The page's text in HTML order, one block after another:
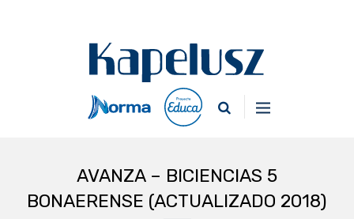
AVANZA – BICIENCIAS 5
BONAERENSE (ACTUALIZADO 2018)